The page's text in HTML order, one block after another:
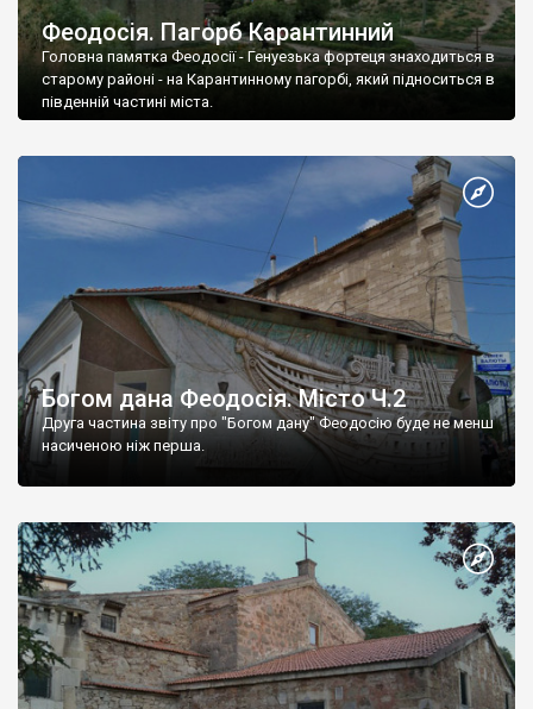
Феодосія. Пагорб Карантинний
Головна памятка Феодосії - Генуезька фортеця знаходиться в
старому районі - на Карантинному пагорбі, який підноситься в
південній частині міста.
Богом дана Феодосія. Місто Ч.2
Друга частина звіту про "Богом дану" Феодосію буде не менш
насиченою ніж перша.